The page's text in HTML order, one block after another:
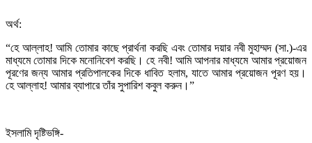
অর্থ:
“হে আল্লাহ! আমি তোমার কাছে প্রার্থনা করছি এবং তোমার দয়ার নবী মুহাম্মদ (সা.)-এর
মাধ্যমে তোমার দিকে মনোনিবেশ করছি। হে নবী! আমি আপনার মাধ্যমে আমার প্রয়োজন
পূরণের জন্য আমার প্রতিপালকের দিকে ধাবিত হলাম, যাতে আমার প্রয়োজন পূরণ হয়।
হে আল্লাহ! আমার ব্যাপারে তাঁর সুপারিশ কবুল করুন।”
ইসলামি দৃষ্টিভঙ্গি-